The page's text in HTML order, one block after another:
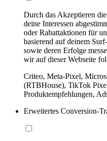
Durch das Akzeptieren
deine Interessen
oder Rabattaktionen für
basierend auf deinem
sowie deren Erfolge
wir auf dieser Webseite
Criteo, Meta-Pixel,
(RTBHouse), TikTok
Produktempfehlungen,
Erweitertes Conversion-